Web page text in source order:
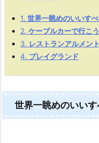
1. 世界一眺めのいいす
2. ケーブルカーで行こ
3. レストランアルメン
4. プレイグランド
世界一眺めのいいす